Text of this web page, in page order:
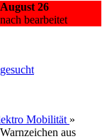
26
bearbeitet
Mobilität »
aus